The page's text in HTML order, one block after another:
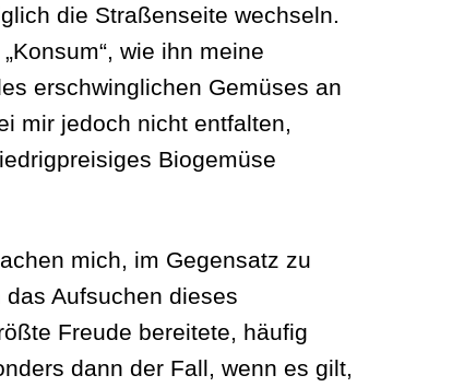
die Straßenseite wechseln.
wie ihn meine
erschwinglichen Gemüses an
mir jedoch nicht entfalten,
Biogemüse
mich, im Gegensatz zu
Aufsuchen dieses
Freude bereitete, häufig
dann der Fall, wenn es gilt,